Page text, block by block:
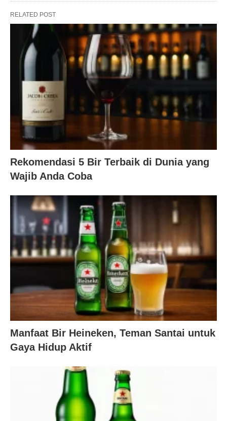
RELATED POST
Rekomendasi 5 Bir Terbaik di Dunia yang
Wajib Anda Coba
Manfaat Bir Heineken, Teman Santai untuk
Gaya Hidup Aktif